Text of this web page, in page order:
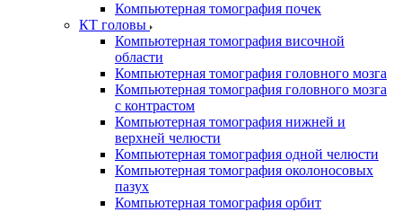
Компьютерная томография почек
КТ головы
Компьютерная томография височной
области
Компьютерная томография головного мозга
Компьютерная томография головного мозга
с контрастом
Компьютерная томография нижней и
верхней челюсти
Компьютерная томография одной челюсти
Компьютерная томография околоносовых
пазух
Компьютерная томография орбит